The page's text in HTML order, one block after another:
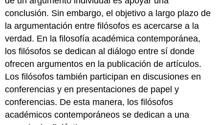
conclusión. Sin embargo, el objetivo a largo plazo de
la argumentación entre filósofos es acercarse a la
verdad. En la filosofía académica contemporánea,
los filósofos se dedican al diálogo entre sí donde
ofrecen argumentos en la publicación de artículos.
Los filósofos también participan en discusiones en
conferencias y en presentaciones de papel y
conferencias. De esta manera, los filósofos
académicos contemporáneos se dedican a una